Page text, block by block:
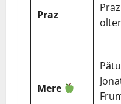
Praz
Praz
Mere